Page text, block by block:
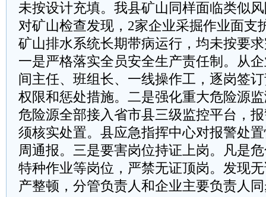
未按设计充填。我县矿山同样面临类似
对矿山检查发现，2家企业采掘作业面支
矿山排水系统长期带病运行，均未按要
一是严格落实全员安全生产责任制。从
间主任、班组长、一线操作工，逐岗签
权限和惩处措施。二是强化重大危险源
危险源全部接入省市县三级监控平台，
须核实处置。县应急指挥中心对报警处
周通报。三是要害岗位持证上岗。凡是
特种作业等岗位，严禁无证顶岗。发现
产整顿，分管负责人和企业主要负责人